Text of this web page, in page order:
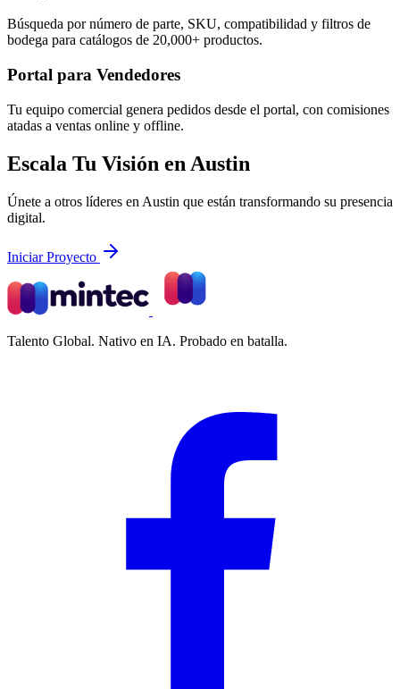
Búsqueda por número de parte, SKU, compatibilidad y filtros de
bodega para catálogos de 20,000+ productos.
Portal para Vendedores
Tu equipo comercial genera pedidos desde el portal, con comisiones
atadas a ventas online y offline.
Escala Tu Visión en Austin
Únete a otros líderes en Austin que están transformando su presencia
digital.
Iniciar Proyecto
Talento Global. Nativo en IA. Probado en batalla.